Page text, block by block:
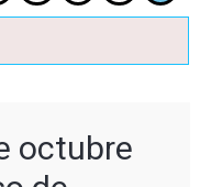
octubre